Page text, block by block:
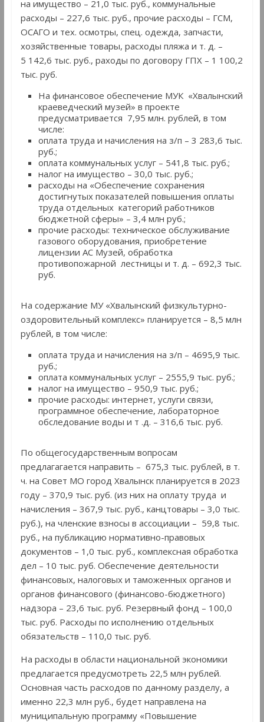
на имущество – 21,0 тыс. руб., коммунальные
расходы – 227,6 тыс. руб., прочие расходы – ГСМ,
ОСАГО и тех. осмотры, спец. одежда, запчасти,
хозяйственные товары, расходы пляжа и т. д. –
5 142,6 тыс. руб., раходы по договору ГПХ – 1 100,2
тыс. руб.
На финансовое обеспечение МУК «Хвалынский
краеведческий музей» в проекте
предусматривается 7,95 млн. рублей, в том
числе:
оплата труда и начисления на з/п – 3 283,6 тыс.
руб.;
оплата коммунальных услуг – 541,8 тыс. руб.;
налог на имущество – 30,0 тыс. руб.;
расходы на «Обеспечение сохранения
достигнутых показателей повышения оплаты
труда отдельных категорий работников
бюджетной сферы» – 3,4 млн руб.;
прочие расходы: техническое обслуживание
газового оборудования, приобретение
лицензии АС Музей, обработка
противопожарной лестницы и т. д. – 692,3 тыс.
руб.
На содержание МУ «Хвалынский физкультурно-
оздоровительный комплекс» планируется – 8,5 млн
рублей, в том числе:
оплата труда и начисления на з/п – 4695,9 тыс.
руб.;
оплата коммунальных услуг – 2555,9 тыс. руб.;
налог на имущество – 950,9 тыс. руб.;
прочие расходы: интернет, услуги связи,
программное обеспечение, лабораторное
обследование воды и т .д. – 316,6 тыс. руб.
По общегосударственным вопросам
предлагагается направить – 675,3 тыс. рублей, в т.
ч. на Совет МО город Хвалынск планируется в 2023
году – 370,9 тыс. руб. (из них на оплату труда и
начисления – 367,9 тыс. руб., канцтовары – 3,0 тыс.
руб.), на членские взносы в ассоциации – 59,8 тыс.
руб., на публикацию нормативно-правовых
документов – 1,0 тыс. руб., комплексная обработка
дел – 10 тыс. руб. Обеспечение деятельности
финансовых, налоговых и таможенных органов и
органов финансового (финансово-бюджетного)
надзора – 23,6 тыс. руб. Резервный фонд – 100,0
тыс. руб. Расходы по исполнению отдельных
обязательств – 110,0 тыс. руб.
На расходы в области национальной экономики
предлагается предусмотреть 22,5 млн рублей.
Основная часть расходов по данному разделу, а
именно 22,3 млн руб., будет направлена на
муниципальную программу «Повышение